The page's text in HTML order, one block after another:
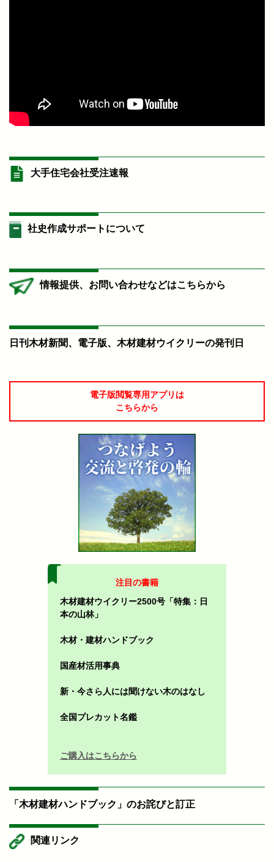
大手住宅会社受注速報
社史作成サポートについて
情報提供、お問い合わせなどはこちらから
日刊木材新聞、電子版、木材建材ウイクリーの発刊日
電子版閲覧専用アプリは
こちらから
注目の書籍
木材建材ウイクリー2500号「特集：日
本の山林」
木材・建材ハンドブック
国産材活用事典
新・今さら人には聞けない木のはなし
全国プレカット名鑑
ご購入はこちらから
「木材建材ハンドブック」のお詫びと訂正
関連リンク